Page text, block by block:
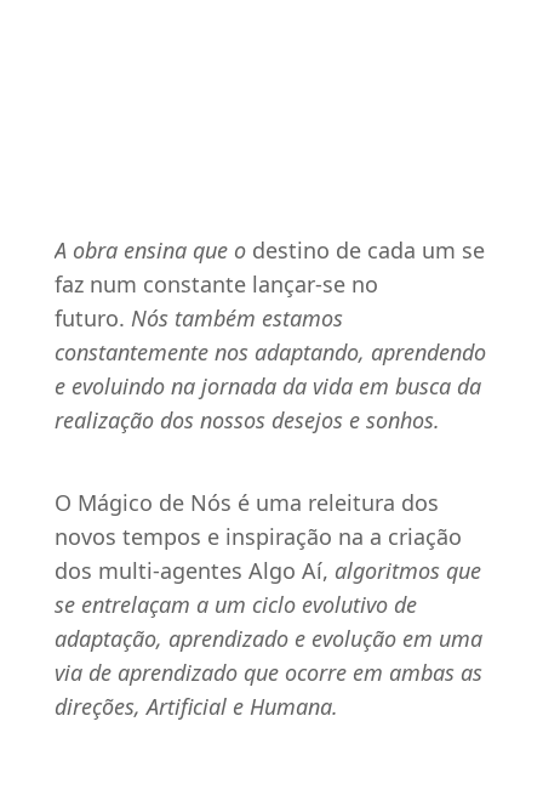
A obra ensina que o destino de cada um se
faz num constante lançar-se no
futuro. Nós também estamos
constantemente nos adaptando, aprendendo
e evoluindo na jornada da vida em busca da
realização dos nossos desejos e sonhos.
O Mágico de Nós é uma releitura dos
novos tempos e inspiração na a criação
dos multi-agentes Algo Aí, algoritmos que
se entrelaçam a um ciclo evolutivo de
adaptação, aprendizado e evolução em uma
via de aprendizado que ocorre em ambas as
direções, Artificial e Humana.